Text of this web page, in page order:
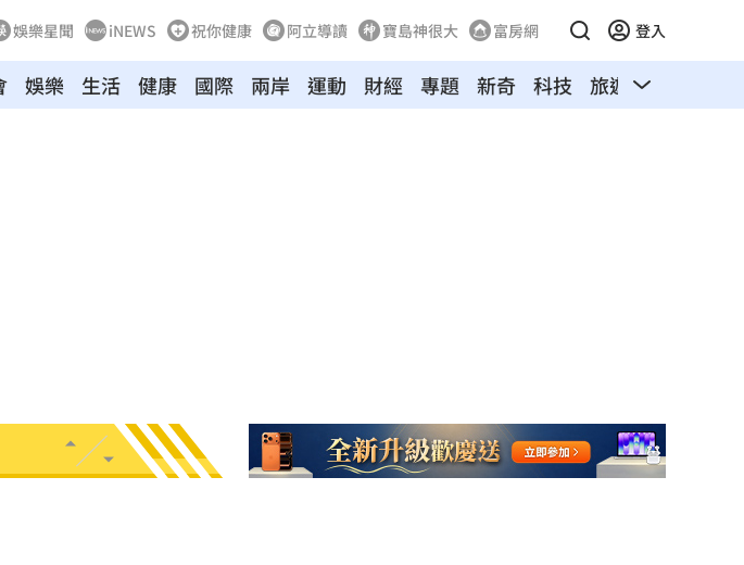
娛樂星聞 iNEWS 祝你健康 阿立導讀 寶島神很大 富房網 登入
娛樂 生活 健康 國際 兩岸 運動 財經 專題 新奇 科技 旅遊 汽車